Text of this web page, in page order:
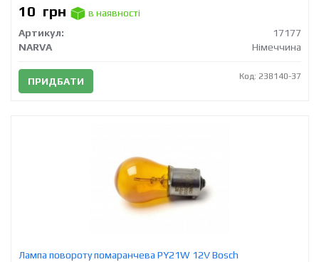
10 грн
в наявності
Артикул:
17177
NARVA
Німеччина
ПРИДБАТИ Код: 238140-37
Лампа повороту помаранчева PY21W 12V Bosch